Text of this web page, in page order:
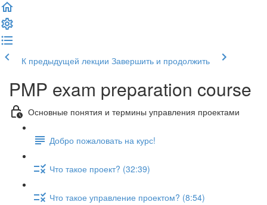
К предыдущей лекции Завершить и продолжить
PMP exam preparation course
Основные понятия и термины управления проектами
Добро пожаловать на курс!
Что такое проект? (32:39)
Что такое управление проектом? (8:54)